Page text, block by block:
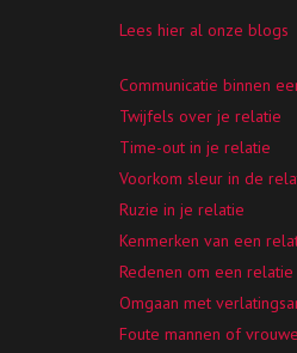
Lees hier al onze blogs
Communicatie binnen
Twijfels over je relatie
Time-out in je relatie
Voorkom sleur in de
Ruzie in je relatie
Kenmerken van een
Redenen om een
Omgaan met
Foute mannen of